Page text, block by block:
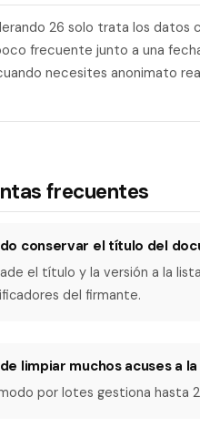
26 solo trata los datos
frecuente junto a una
necesites anonimato
frecuentes
conservar el título del
el título y la versión a la
del firmante.
limpiar muchos acuses a
por lotes gestiona hasta